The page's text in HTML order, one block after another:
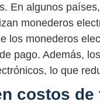
En algunos
monederos
los monederos
pago. Además,
lo que
costos